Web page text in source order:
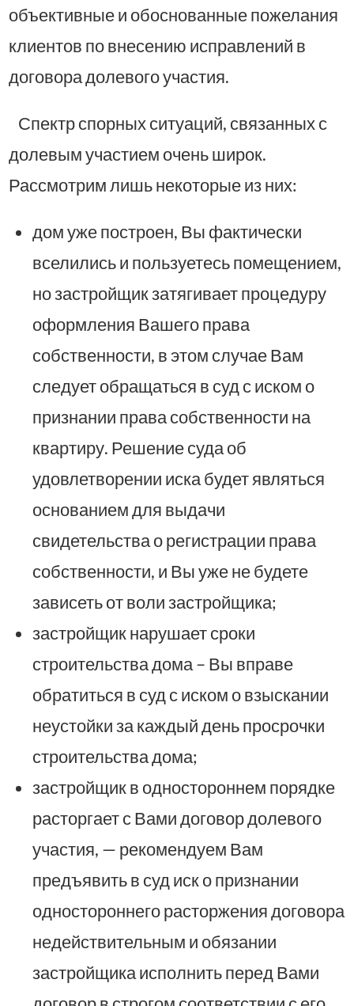
объективные и обоснованные пожелания
клиентов по внесению исправлений в
договора долевого участия.
Спектр спорных ситуаций, связанных с
долевым участием очень широк.
Рассмотрим лишь некоторые из них:
дом уже построен, Вы фактически
вселились и пользуетесь помещением,
но застройщик затягивает процедуру
оформления Вашего права
собственности, в этом случае Вам
следует обращаться в суд с иском о
признании права собственности на
квартиру. Решение суда об
удовлетворении иска будет являться
основанием для выдачи
свидетельства о регистрации права
собственности, и Вы уже не будете
зависеть от воли застройщика;
застройщик нарушает сроки
строительства дома – Вы вправе
обратиться в суд с иском о взыскании
неустойки за каждый день просрочки
строительства дома;
застройщик в одностороннем порядке
расторгает с Вами договор долевого
участия, — рекомендуем Вам
предъявить в суд иск о признании
одностороннего расторжения договора
недействительным и обязании
застройщика исполнить перед Вами